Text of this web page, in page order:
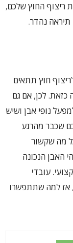
ריצוף החוץ שלכם,
נהדר.
חוץ תתאים
כזאת. לכן, אם גם
נופי אבן ושיש
בעצמכם שכבר מהרגע
מה שקשור
האבן הנכונה
עובדי
אז למה שתתפשרו